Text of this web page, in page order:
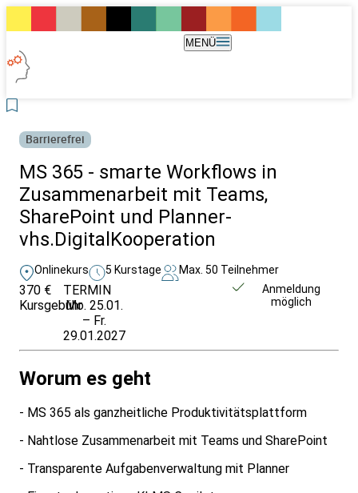
MENÜ
Barrierefrei
MS 365 - smarte Workflows in
Zusammenarbeit mit Teams,
SharePoint und Planner-
vhs.DigitalKooperation
Onlinekurs 5 Kurstage Max. 50 Teilnehmer
370 €
Kursgebühr
TERMIN
Mo. 25.01.
– Fr.
29.01.2027
Anmeldung
möglich
Worum es geht
- MS 365 als ganzheitliche Produktivitätsplattform
- Nahtlose Zusammenarbeit mit Teams und SharePoint
- Transparente Aufgabenverwaltung mit Planner